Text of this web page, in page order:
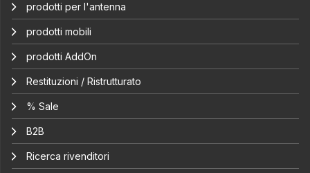
prodotti per l'antenna
prodotti mobili
prodotti AddOn
Restituzioni / Ristrutturato
% Sale
B2B
Ricerca rivenditori